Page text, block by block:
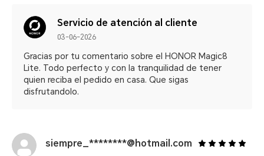
Servicio de atención al cliente
03-06-2026
Gracias por tu comentario sobre el HONOR Magic8
Lite. Todo perfecto y con la tranquilidad de tener
quien reciba el pedido en casa. Que sigas
disfrutandolo.
siempre_********@hotmail.com